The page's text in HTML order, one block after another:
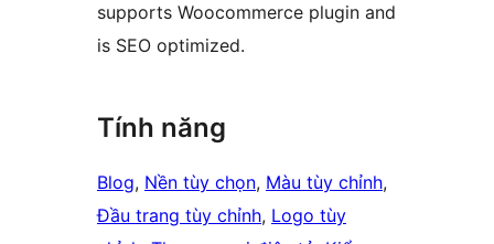
supports Woocommerce plugin and
is SEO optimized.
Tính năng
Blog, Nền tùy chọn, Màu tùy chỉnh
Đầu trang tùy chỉnh, Logo tùy